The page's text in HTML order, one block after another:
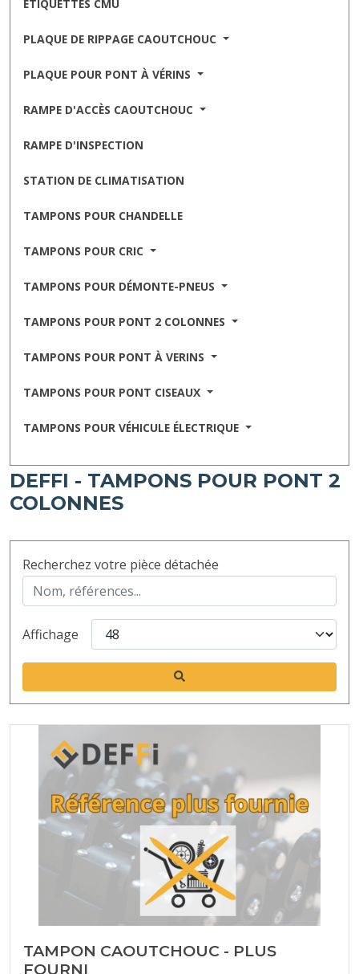
ETIQUETTES CMU
PLAQUE DE RIPPAGE CAOUTCHOUC
PLAQUE POUR PONT À VÉRINS
RAMPE D'ACCÈS CAOUTCHOUC
RAMPE D'INSPECTION
STATION DE CLIMATISATION
TAMPONS POUR CHANDELLE
TAMPONS POUR CRIC
TAMPONS POUR DÉMONTE-PNEUS
TAMPONS POUR PONT 2 COLONNES
TAMPONS POUR PONT À VERINS
TAMPONS POUR PONT CISEAUX
TAMPONS POUR VÉHICULE ÉLECTRIQUE
DEFFI - TAMPONS POUR PONT 2
COLONNES
Recherchez votre pièce détachée
Affichage
TAMPON CAOUTCHOUC - PLUS
FOURNI